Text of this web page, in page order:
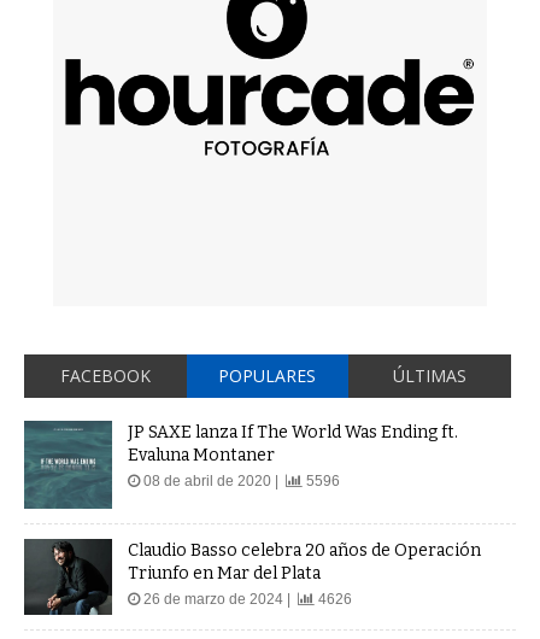
FACEBOOK POPULARES ÚLTIMAS
JP SAXE lanza If The World Was Ending ft.
Evaluna Montaner
08 de abril de 2020 | 5596
Claudio Basso celebra 20 años de Operación
Triunfo en Mar del Plata
26 de marzo de 2024 | 4626